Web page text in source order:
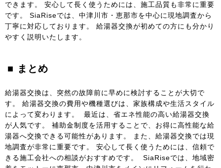
できます。 安心して長く使うためには、施工品質も非常に重要
です。 SiaRiseでは、中津川市・恵那市を中心に現地調査から
丁寧に対応しております。 給湯器交換が初めての方にも分かり
やすく説明いたします。
■ まとめ
給湯器交換は、突然の故障前に早めに検討することが大切で
す。 給湯器交換の費用や機種選びは、家族構成や生活スタイル
によって変わります。 最近は、省エネ性能の高い給湯器交換
が人気です。 補助金制度を活用することで、お得に高性能な給
湯器へ交換できる可能性があります。 また、給湯器交換では現
地調査が非常に重要です。 安心して長く使うためには、信頼で
きる施工会社への相談がおすすめです。 SiaRiseでは、地域密